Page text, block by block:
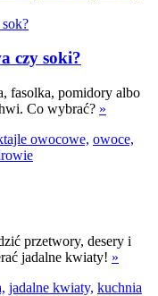
czy soki?
fasolka, pomidory albo
Co wybrać? »
owocowe, owoce,
przetwory, desery i
jadalne kwiaty! »
jadalne kwiaty, kuchnia